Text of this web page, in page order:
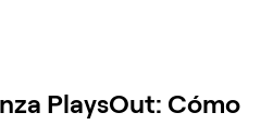
PlaysOut: Cómo